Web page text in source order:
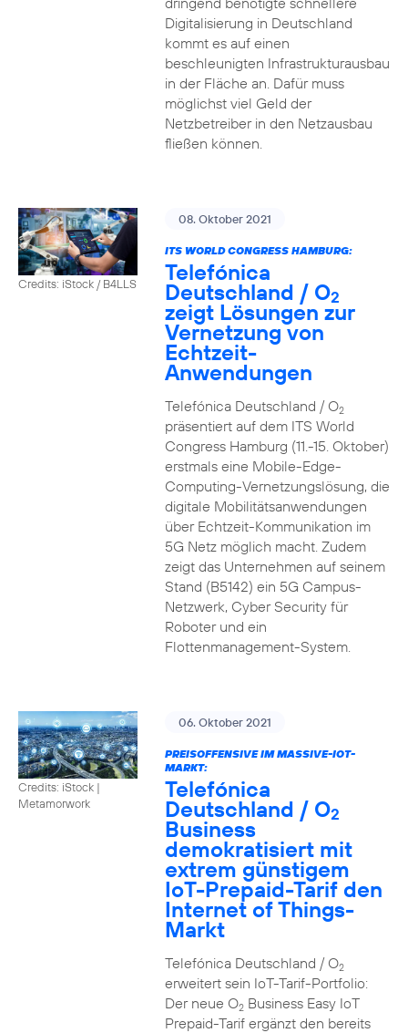
Digitalisierung in Deutschland
kommt es auf einen
beschleunigten Infrastrukturausbau
in der Fläche an. Dafür muss
möglichst viel Geld der
Netzbetreiber in den Netzausbau
fließen können.
Credits: iStock / B4LLS
08. Oktober 2021
ITS WORLD CONGRESS HAMBURG:
Telefónica
Deutschland / O2
zeigt Lösungen zur
Vernetzung von
Echtzeit-
Anwendungen
Telefónica Deutschland / O2
präsentiert auf dem ITS World
Congress Hamburg (11.-15. Oktober)
erstmals eine Mobile-Edge-
Computing-Vernetzungslösung, die
digitale Mobilitätsanwendungen
über Echtzeit-Kommunikation im
5G Netz möglich macht. Zudem
zeigt das Unternehmen auf seinem
Stand (B5142) ein 5G Campus-
Netzwerk, Cyber Security für
Roboter und ein
Flottenmanagement-System.
Credits: iStock |
Metamorwork
06. Oktober 2021
PREISOFFENSIVE IM MASSIVE-IOT-
MARKT:
Telefónica
Deutschland / O2
Business
demokratisiert mit
extrem günstigem
IoT-Prepaid-Tarif den
Internet of Things-
Markt
Telefónica Deutschland / O2
erweitert sein IoT-Tarif-Portfolio:
Der neue O2Business Easy IoT
Prepaid-Tarif ergänzt den bereits